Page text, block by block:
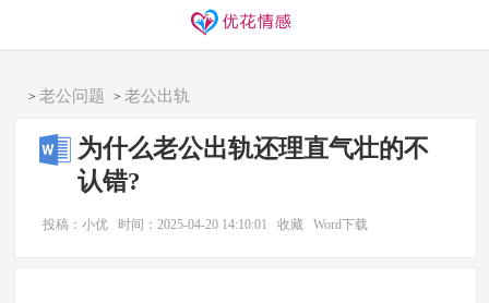
找搭子
>老公问题 >老公出轨
为什么老公出轨还理直气壮的不
认错?
投稿：小优 时间：2025-04-20 14:10:01 收藏 Word下载